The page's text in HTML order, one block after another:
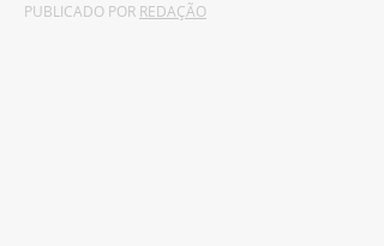
PUBLICADO POR REDAÇÃO